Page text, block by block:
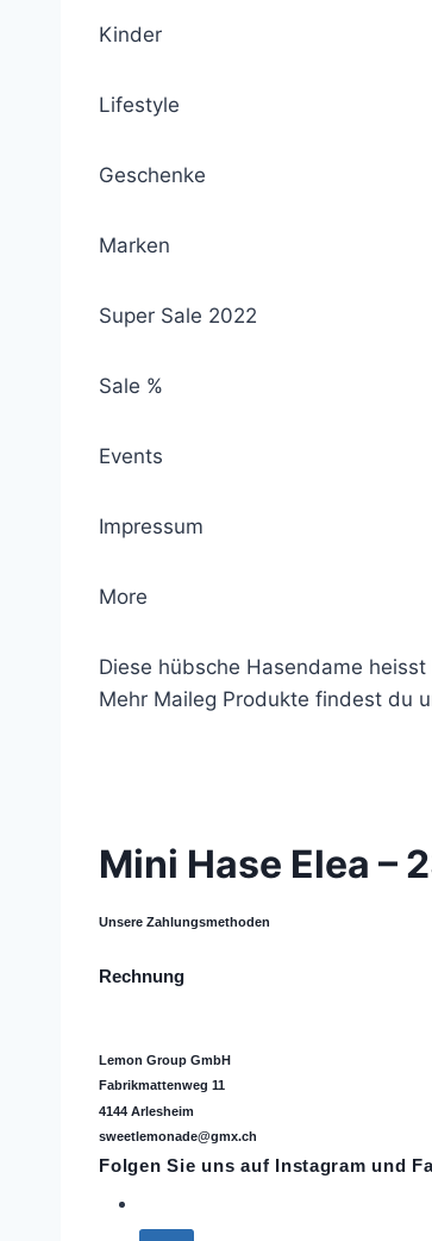
Kinder
Lifestyle
Geschenke
Marken
Super Sale 2022
Sale %
Events
Impressum
More
Diese hübsche Hasendame
Mehr Maileg Produkte findest du
Mini Hase Elea –
Unsere Zahlungsmethoden
Rechnung
Lemon Group GmbH
Fabrikmattenweg 11
4144 Arlesheim
sweetlemonade@gmx.ch
Folgen Sie uns auf Instagram und